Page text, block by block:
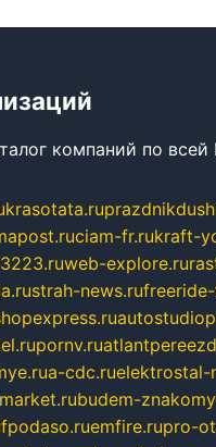
компаний по всей
krasotata.ru
ciam-fr.rukraft-
web-explore.ru
strah-news.ru
pornv.ru
a-cdc.ruelektrostal-
budem-
fpodaso.ruemfire.rupro-